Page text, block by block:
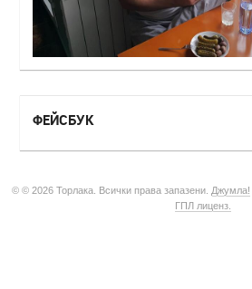
ФЕЙСБУК
© © 2026 Торлака. Всички права запазени. Джумла!
ГПЛ лиценз.